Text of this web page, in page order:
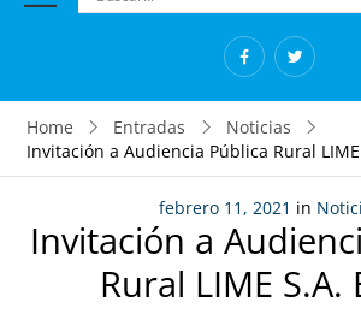
Home Entradas
Noticias
Invitación a Audiencia Pública Rural LIME
febrero 11, 2021 in
Invitación a
Rural LIME S.A.